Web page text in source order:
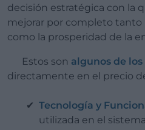
decisión estratégica con la
mejorar por completo tanto
como la prosperidad de la
Estos son algunos de
directamente en el precio
Tecnología y
utilizada en el